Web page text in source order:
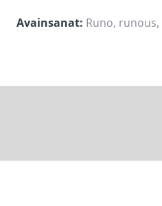
Avainsanat: Runo, runous,